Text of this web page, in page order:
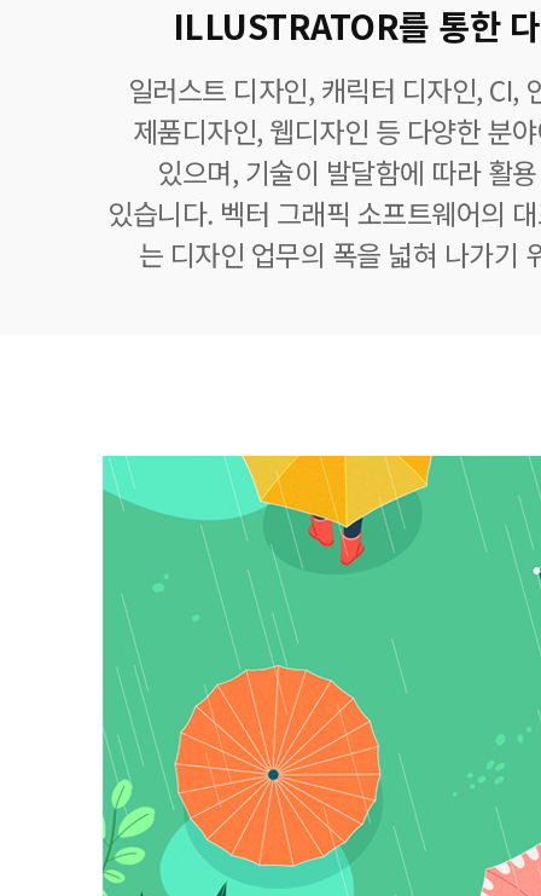
ILLUSTRATOR를 통한
일러스트 디자인, 캐릭터 디자인, CI,
제품디자인, 웹디자인 등 다양한 분
있으며, 기술이 발달함에 따라 활
있습니다. 벡터 그래픽 소프트웨어의
는 디자인 업무의 폭을 넓혀 나가기